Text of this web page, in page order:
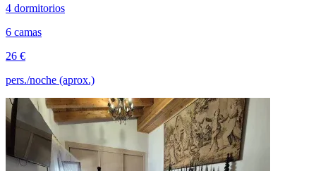
4 dormitorios
6 camas
26 €
pers./noche (aprox.)